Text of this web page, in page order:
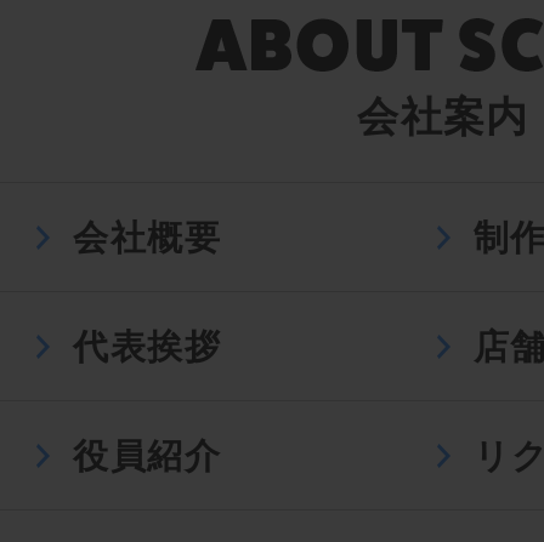
会社案内
会社概要 制
代表挨拶 店
役員紹介 リ